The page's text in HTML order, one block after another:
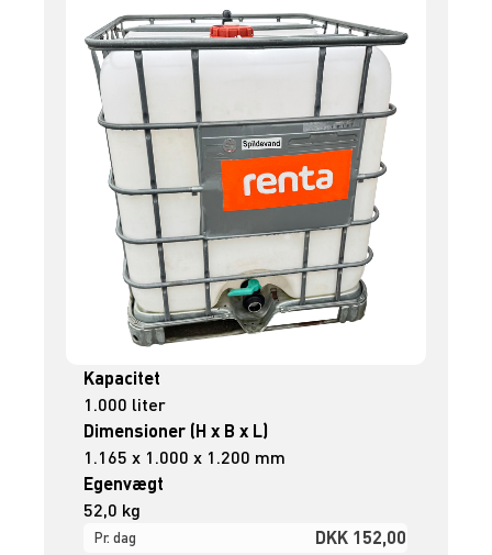
Kapacitet
1.000 liter
Dimensioner (H x B x L)
1.165 x 1.000 x 1.200 mm
Egenvægt
52,0 kg
Pr. dag DKK 152,00